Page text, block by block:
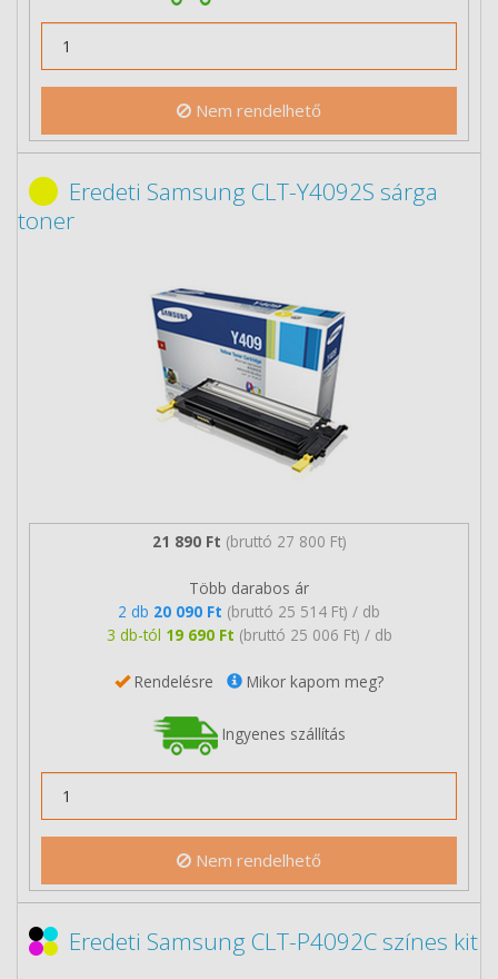
Nem rendelhető
Eredeti Samsung CLT-Y4092S sárga
toner
21 890 Ft (bruttó 27 800 Ft)
Több darabos ár
2 db 20 090 Ft (bruttó 25 514 Ft) / db
3 db-tól 19 690 Ft (bruttó 25 006 Ft) / db
Rendelésre Mikor kapom meg?
Ingyenes szállítás
Nem rendelhető
Eredeti Samsung CLT-P4092C színes kit